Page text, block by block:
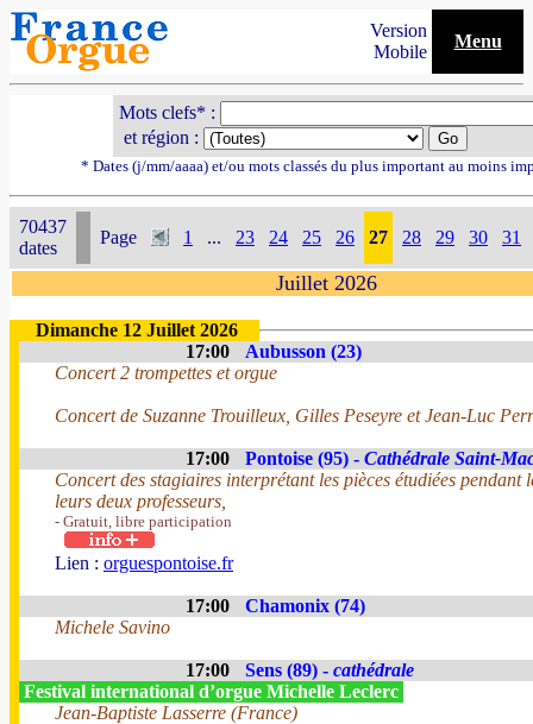
Version
Mobile
Menu
Mots clefs* :
et région :
* Dates (j/mm/aaaa) et/ou mots classés du plus important au moins
70437
dates
Page 1 ... 23 24 25 26 27 28 29 30 31
Juillet 2026
Dimanche 12 Juillet 2026
17:00
Aubusson (23)
Concert 2 trompettes et orgue
Concert de Suzanne Trouilleux, Gilles Peseyre et Jean-Luc
17:00 Pontoise (95) - Cathédrale Saint-
Concert des stagiaires interprétant les pièces étudiées pendant
leurs deux professeurs,
- Gratuit, libre participation
Lien : orguespontoise.fr
17:00
Chamonix (74)
Michele Savino
17:00 Sens (89) - cathédrale
Festival international d’orgue Michelle Leclerc
Jean-Baptiste Lasserre (France)